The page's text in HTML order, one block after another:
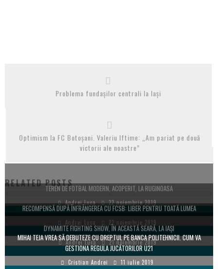
Problema fundașilor centrali la Iași
Optimism la FC Botoșani. Valeriu Iftime: „Am pariat pe două
victorii ale noastre”
RELATED POSTSTEREN DE FOTBAL MODERN, ACOPERIT, LA RUGINOASA
Andrei Luca 22 noiembrie 2019
RECOMPENSĂ DUPĂ ÎNFRÂNGEREA CU FCSB: LIBER PENTRU TOATĂ LUMEA
Andrei Luca 22 noiembrie 2019
DYNAMITE FIGHTING SHOW, ÎN ACEASTĂ SEARĂ, LA IAȘI
Andrei Luca 21 noiembrie 2019
MIHAI TEJA VREA SĂ DEBUTEZE CU DREPTUL PE BANCA POLITEHNICII. CUM VA
GESTIONA REGULA JUCĂTORILOR U21
Cristian Andrei 11 iulie 2019